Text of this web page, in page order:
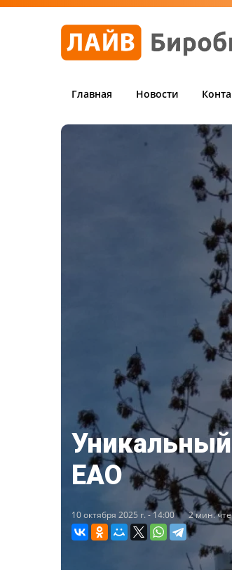
Главная Новости
ЕАО
10 октября 2025 г. - 14:00 2 мин.